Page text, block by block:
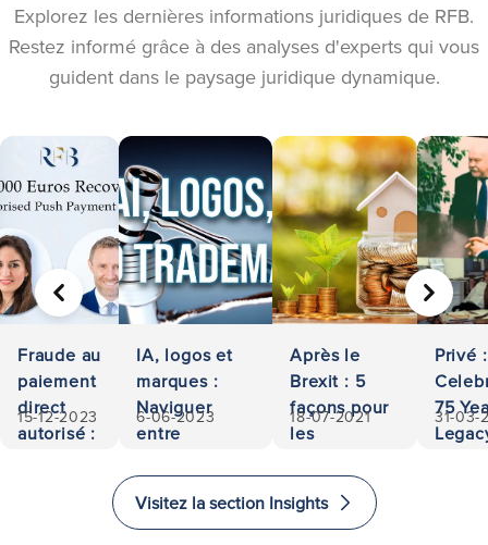
Explorez les dernières informations juridiques de RFB.
Restez informé grâce à des analyses d'experts qui vous
guident dans le paysage juridique dynamique.
Fraude au
paiement
direct
autorisé :
15-12-2023
IA, logos et
marques :
Naviguer
entre
responsabilité
6-06-2023
Après le
Brexit : 5
façons pour
les
d'investir et
d'immigrer
au
18-07-2021
Privé :
75
31-03-
PRÉCÉDENT
Visitez la section Insights